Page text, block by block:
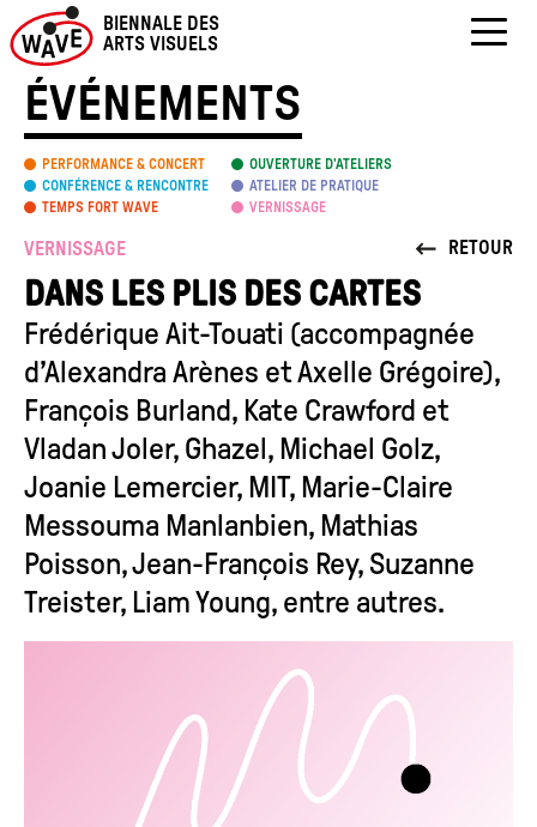
to
content
BIENNALE DES
ARTS VISUELS
ÉVÉNEMENTS
PERFORMANCE & CONCERT
OUVERTURE D’ATELIERS
CONFÉRENCE & RENCONTRE
ATELIER DE PRATIQUE
TEMPS FORT WAVE
VERNISSAGE
VERNISSAGE RETOUR
DANS LES PLIS DES CARTES
Frédérique Ait-Touati (accompagnée
d’Alexandra Arènes et Axelle Grégoire),
François Burland, Kate Crawford et
Vladan Joler, Ghazel, Michael Golz,
Joanie Lemercier, MIT, Marie-Claire
Messouma Manlanbien, Mathias
Poisson, Jean-François Rey, Suzanne
Treister, Liam Young, entre autres.